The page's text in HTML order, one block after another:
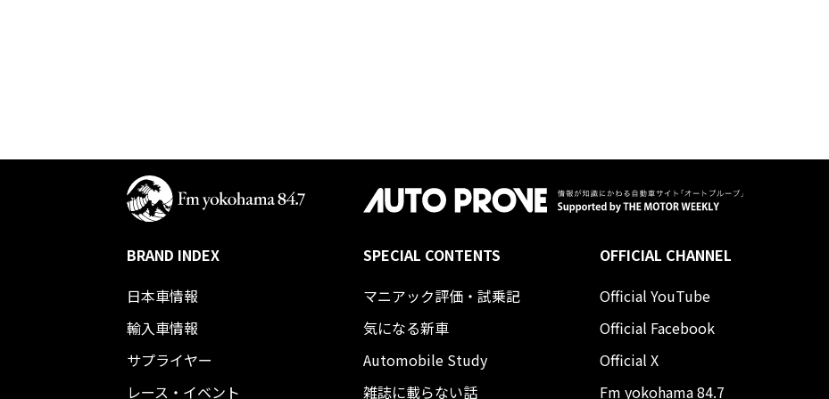
BRAND INDEX
日本車情報​
輸入車情報
サプライヤー
レース・イベント
SPECIAL CONTENTS
マニアック評価・試乗記
気になる新車
Automobile Study
雑誌に載らない話
OFFICIAL CHANNEL
Official YouTube
Official Facebook
Official X
Fm yokohama 84.7